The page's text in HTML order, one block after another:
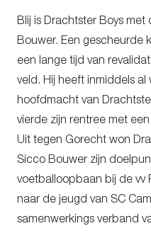
Blij is Drachtster Boys
Bouwer. Een gescheurde
een lange tijd van
veld. Hij heeft inmiddels
hoofdmacht van
vierde zijn rentree met
Uit tegen Gorecht won
Sicco Bouwer zijn
voetballoopbaan bij de vv
naar de jeugd van SC
samenwerkings verband